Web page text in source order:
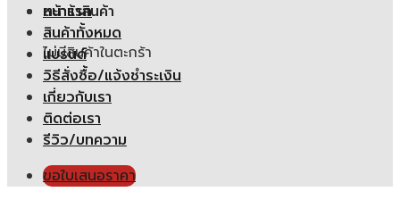
ตะกร้าสินค้า
ไม่มีสินค้าในตะกร้า
หน้าแรก
สินค้าทั้งหมด
แบรนด์
วิธีสั่งซื้อ/แจ้งชำระเงิน
เกี่ยวกับเรา
ติดต่อเรา
รีวิว/บทความ
ขอใบเสนอราคา